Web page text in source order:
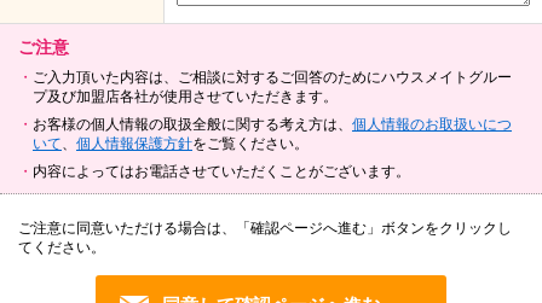
ご注意
ご入力頂いた内容は、ご相談に対するご回答のためにハウスメイトグルー
プ及び加盟店各社が使用させていただきます。
お客様の個人情報の取扱全般に関する考え方は、 個人情報のお取扱いにつ
いて
個人情報保護方針をご覧ください。
内容によってはお電話させていただくことがございます。
ご注意に同意いただける場合は、「確認ページへ進む」ボタンをクリックし
てください。